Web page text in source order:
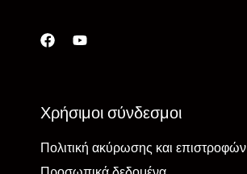
Χρήσιμοι σύνδεσμοι
Πολιτική ακύρωσης και επιστροφών